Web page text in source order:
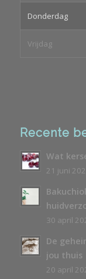
Donderdag
Vrijdag
Recente
Wat
21 juni
30 april
De
jou thuis
20 april